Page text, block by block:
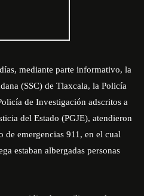
mediante parte informativo, la
(SSC) de Tlaxcala, la Policía
de Investigación adscritos a
del Estado (PGJE), atendieron
emergencias 911, en el cual
estaban albergadas personas